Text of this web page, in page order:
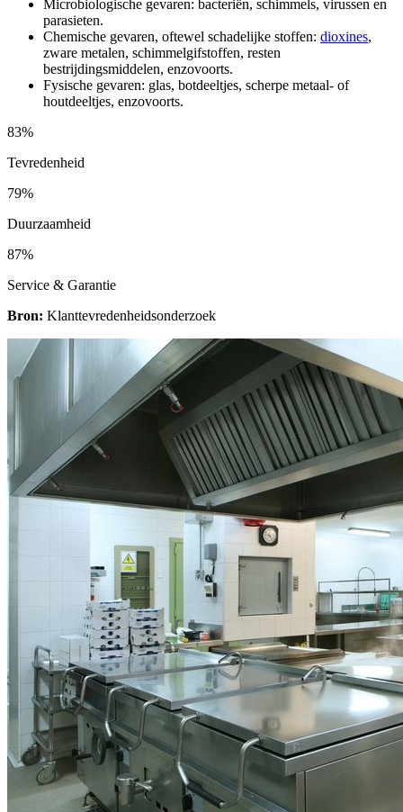
Microbiologische gevaren: bacteriën, schimmels, virussen en
parasieten.
Chemische gevaren, oftewel schadelijke stoffen: dioxines,
zware metalen, schimmelgifstoffen, resten
bestrijdingsmiddelen, enzovoorts.
Fysische gevaren: glas, botdeeltjes, scherpe metaal- of
houtdeeltjes, enzovoorts.
83%
Tevredenheid
79%
Duurzaamheid
87%
Service & Garantie
Bron: Klanttevredenheidsonderzoek